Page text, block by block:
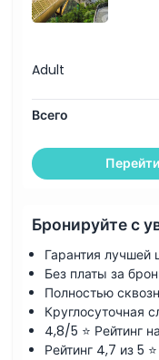
Adult
Всего
Бронируйте с
Гарантия лучшей
Без платы за
Полностью
Круглосуточная
4,8/5 ⭐ Рейтинг
Рейтинг 4,7 из 5